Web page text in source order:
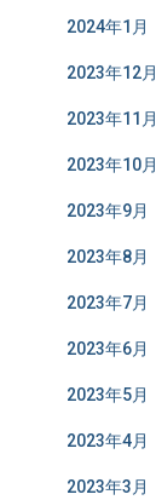
2024年1月
2023年12月
2023年11月
2023年10月
2023年9月
2023年8月
2023年7月
2023年6月
2023年5月
2023年4月
2023年3月